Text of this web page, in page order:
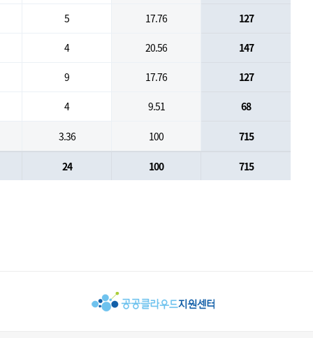
5 17.76 127
4 20.56 147
9 17.76 127
4 9.51 68
3.36 100 715
24 100 715